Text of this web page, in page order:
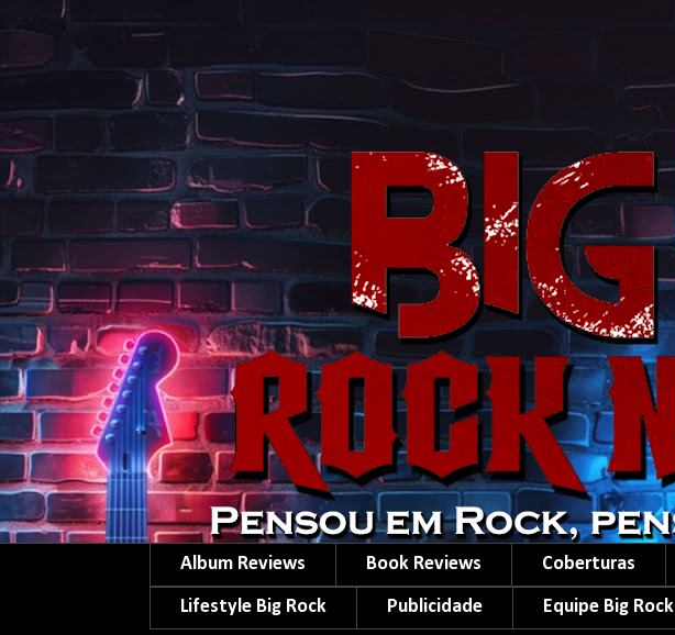
Album Reviews Book Reviews Coberturas
Lifestyle Big Rock Publicidade Equipe Big Rock